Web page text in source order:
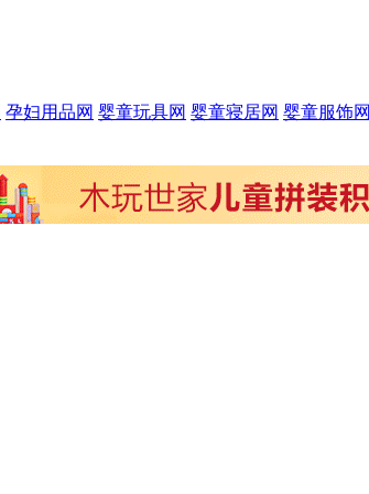
孕妇用品网 婴童玩具网 婴童寝居网 婴童服饰网